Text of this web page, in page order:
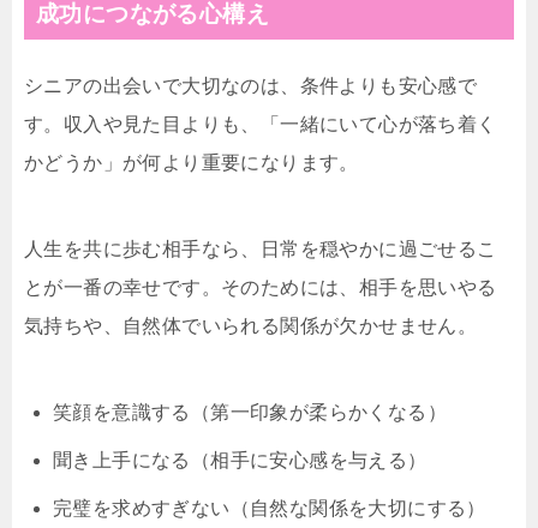
成功につながる心構え
シニアの出会いで大切なのは、条件よりも安心感で
す。収入や見た目よりも、「一緒にいて心が落ち着く
かどうか」が何より重要になります。
人生を共に歩む相手なら、日常を穏やかに過ごせるこ
とが一番の幸せです。そのためには、相手を思いやる
気持ちや、自然体でいられる関係が欠かせません。
笑顔を意識する（第一印象が柔らかくなる）
聞き上手になる（相手に安心感を与える）
完璧を求めすぎない（自然な関係を大切にする）